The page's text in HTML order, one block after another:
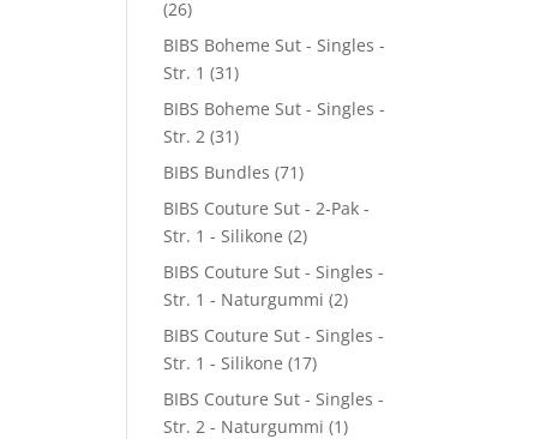
(26)
BIBS Boheme Sut - Singles -
Str. 1 (31)
BIBS Boheme Sut - Singles -
Str. 2 (31)
BIBS Bundles (71)
BIBS Couture Sut - 2-Pak -
Str. 1 - Silikone (2)
BIBS Couture Sut - Singles -
Str. 1 - Naturgummi (2)
BIBS Couture Sut - Singles -
Str. 1 - Silikone (17)
BIBS Couture Sut - Singles -
Str. 2 - Naturgummi (1)